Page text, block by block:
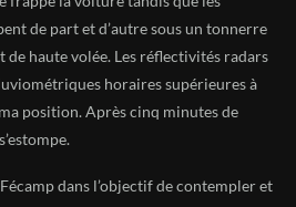
de part et d’autre sous un tonnerre
de haute volée. Les réflectivités radars
horaires supérieures à
position. Après cinq minutes de
dans l’objectif de contempler et